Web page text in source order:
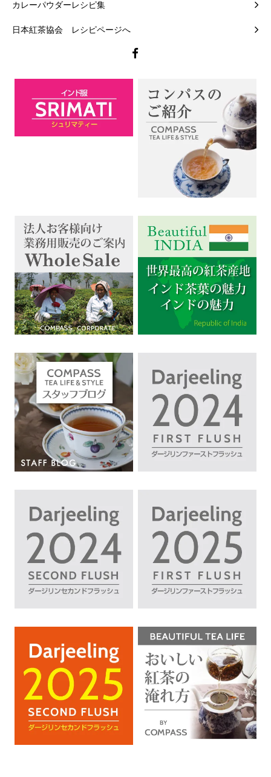
カレーパウダーレシピ集
日本紅茶協会 レシピページへ